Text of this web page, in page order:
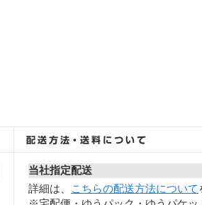
当社指定配送
詳細は、
こちらの配送方法について